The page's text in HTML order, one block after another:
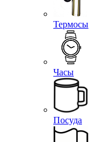
Термосы
Часы
Посуда